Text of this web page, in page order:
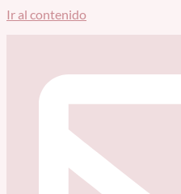
Ir al contenido